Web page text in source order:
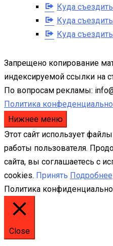
Куда
Куда
Куда
Запрещено копирование
индексируемой ссылки на
По вопросам рекламы:
Политика
Нижнее меню
Этот сайт использует
работы пользователя.
сайта, вы соглашаетесь с
cookies. Принять Подробнее
Политика
Close